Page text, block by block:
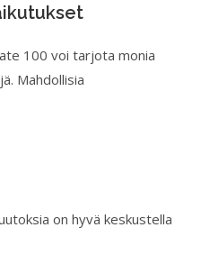
100 voi tarjota monia
Mahdollisia
on hyvä keskustella